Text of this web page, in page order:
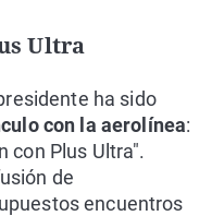
Ultra
ha sido
con la aerolínea:
con Plus Ultra".
de
encuentros